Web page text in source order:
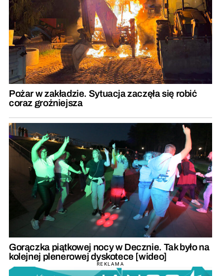
Pożar w zakładzie. Sytuacja zaczęła się robić
coraz groźniejsza
Gorączka piątkowej nocy w Decznie. Tak było na
kolejnej plenerowej dyskotece [wideo]
REKLAMA